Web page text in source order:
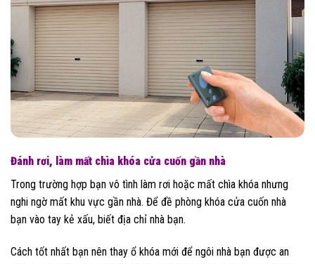
Đánh rơi, làm mất chìa khóa cửa cuốn gần nhà
Trong trường hợp bạn vô tình làm rơi hoặc mất chìa khóa nhưng
nghi ngờ mất khu vực gần nhà. Để đề phòng khóa cửa cuốn nhà
bạn vào tay kẻ xấu, biết địa chỉ nhà bạn.
Cách tốt nhất bạn nên thay ổ khóa mới để ngôi nhà bạn được an